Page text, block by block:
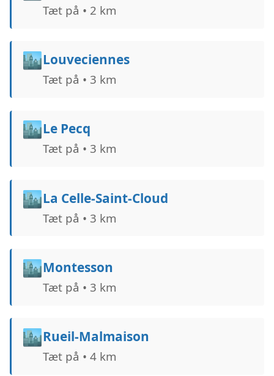
Tæt på • 2 km
🏙️Louveciennes
Tæt på • 3 km
🏙️Le Pecq
Tæt på • 3 km
🏙️La Celle-Saint-Cloud
Tæt på • 3 km
🏙️Montesson
Tæt på • 3 km
🏙️Rueil-Malmaison
Tæt på • 4 km